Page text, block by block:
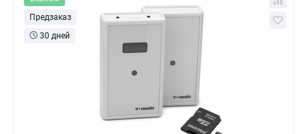
Предзаказ
30 дней